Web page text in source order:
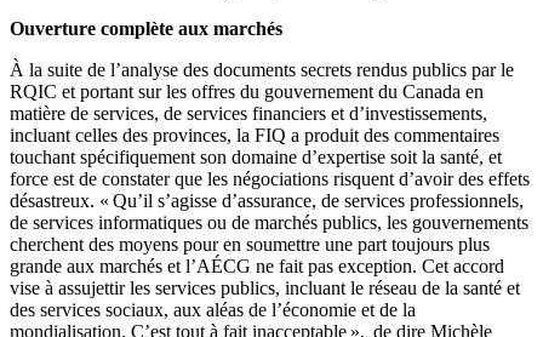
Ouverture complète aux marchés
À la suite de l’analyse des documents secrets rendus publics par le
RQIC et portant sur les offres du gouvernement du Canada en
matière de services, de services financiers et d’investissements,
incluant celles des provinces, la FIQ a produit des commentaires
touchant spécifiquement son domaine d’expertise soit la santé, et
force est de constater que les négociations risquent d’avoir des effets
désastreux. « Qu’il s’agisse d’assurance, de services professionnels,
de services informatiques ou de marchés publics, les gouvernements
cherchent des moyens pour en soumettre une part toujours plus
grande aux marchés et l’AÉCG ne fait pas exception. Cet accord
vise à assujettir les services publics, incluant le réseau de la santé et
des services sociaux, aux aléas de l’économie et de la
mondialisation. C’est tout à fait inacceptable », de dire Michèle